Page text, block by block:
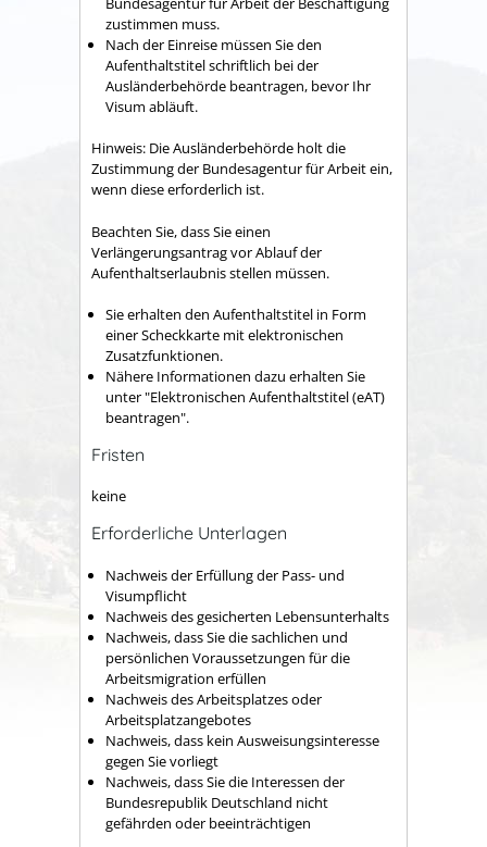
zustimmen muss.
Nach der Einreise müssen Sie den
Aufenthaltstitel schriftlich bei der
Ausländerbehörde beantragen, bevor Ihr
Visum abläuft.
Hinweis: Die Ausländerbehörde holt die
Zustimmung der Bundesagentur für Arbeit ein,
wenn diese erforderlich ist.
Beachten Sie, dass Sie einen
Verlängerungsantrag vor Ablauf der
Aufenthaltserlaubnis stellen müssen.
Sie erhalten den Aufenthaltstitel in Form
einer Scheckkarte mit elektronischen
Zusatzfunktionen.
Nähere Informationen dazu erhalten Sie
unter "Elektronischen Aufenthaltstitel (eAT)
beantragen".
Fristen
keine
Erforderliche Unterlagen
Nachweis der Erfüllung der Pass- und
Visumpflicht
Nachweis des gesicherten Lebensunterhalts
Nachweis, dass Sie die sachlichen und
persönlichen Voraussetzungen für die
Arbeitsmigration erfüllen
Nachweis des Arbeitsplatzes oder
Arbeitsplatzangebotes
Nachweis, dass kein Ausweisungsinteresse
gegen Sie vorliegt
Nachweis, dass Sie die Interessen der
Bundesrepublik Deutschland nicht
gefährden oder beeinträchtigen